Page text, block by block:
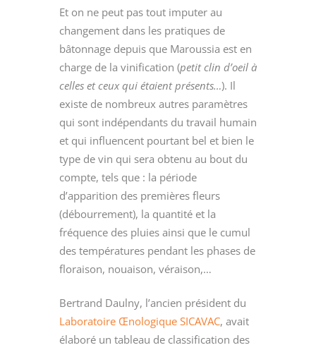
Et on ne peut pas tout imputer au
changement dans les pratiques de
bâtonnage depuis que Maroussia est en
charge de la vinification (petit clin d’oeil à
celles et ceux qui étaient présents…). Il
existe de nombreux autres paramètres
qui sont indépendants du travail humain
et qui influencent pourtant bel et bien le
type de vin qui sera obtenu au bout du
compte, tels que : la période
d’apparition des premières fleurs
(débourrement), la quantité et la
fréquence des pluies ainsi que le cumul
des températures pendant les phases de
floraison, nouaison, véraison,…
Bertrand Daulny, l’ancien président du
Laboratoire Œnologique SICAVAC, avait
élaboré un tableau de classification des